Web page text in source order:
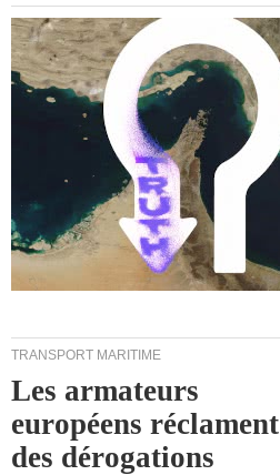
TRANSPORT MARITIME
Les armateurs
européens réclament
des dérogations